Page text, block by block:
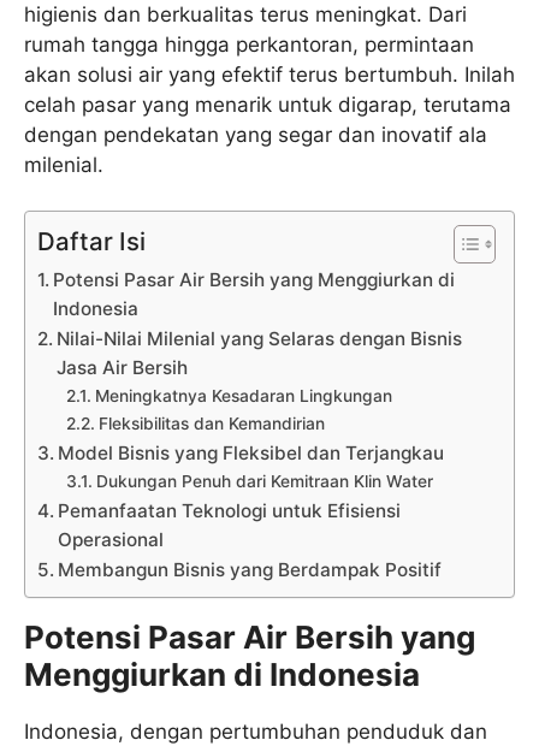
higienis dan berkualitas terus meningkat. Dari
rumah tangga hingga perkantoran, permintaan
akan solusi air yang efektif terus bertumbuh. Inilah
celah pasar yang menarik untuk digarap, terutama
dengan pendekatan yang segar dan inovatif ala
milenial.
Daftar Isi
Potensi Pasar Air Bersih yang Menggiurkan di
Indonesia
Nilai-Nilai Milenial yang Selaras dengan Bisnis
Jasa Air Bersih
Meningkatnya Kesadaran Lingkungan
Fleksibilitas dan Kemandirian
Model Bisnis yang Fleksibel dan Terjangkau
Dukungan Penuh dari Kemitraan Klin Water
Pemanfaatan Teknologi untuk Efisiensi
Operasional
Membangun Bisnis yang Berdampak Positif
Potensi Pasar Air Bersih yang
Menggiurkan di Indonesia
Indonesia, dengan pertumbuhan penduduk dan